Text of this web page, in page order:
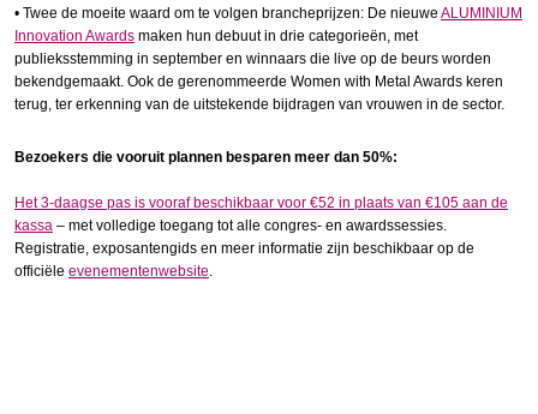
• Twee de moeite waard om te volgen brancheprijzen: De nieuwe ALUMINIUM
Innovation Awards maken hun debuut in drie categorieën, met
publieksstemming in september en winnaars die live op de beurs worden
bekendgemaakt. Ook de gerenommeerde Women with Metal Awards keren
terug, ter erkenning van de uitstekende bijdragen van vrouwen in de sector.
Bezoekers die vooruit plannen besparen meer dan 50%:
Het 3-daagse pas is vooraf beschikbaar voor €52 in plaats van €105 aan de
kassa – met volledige toegang tot alle congres- en awardssessies.
Registratie, exposantengids en meer informatie zijn beschikbaar op de
officiële evenementenwebsite.